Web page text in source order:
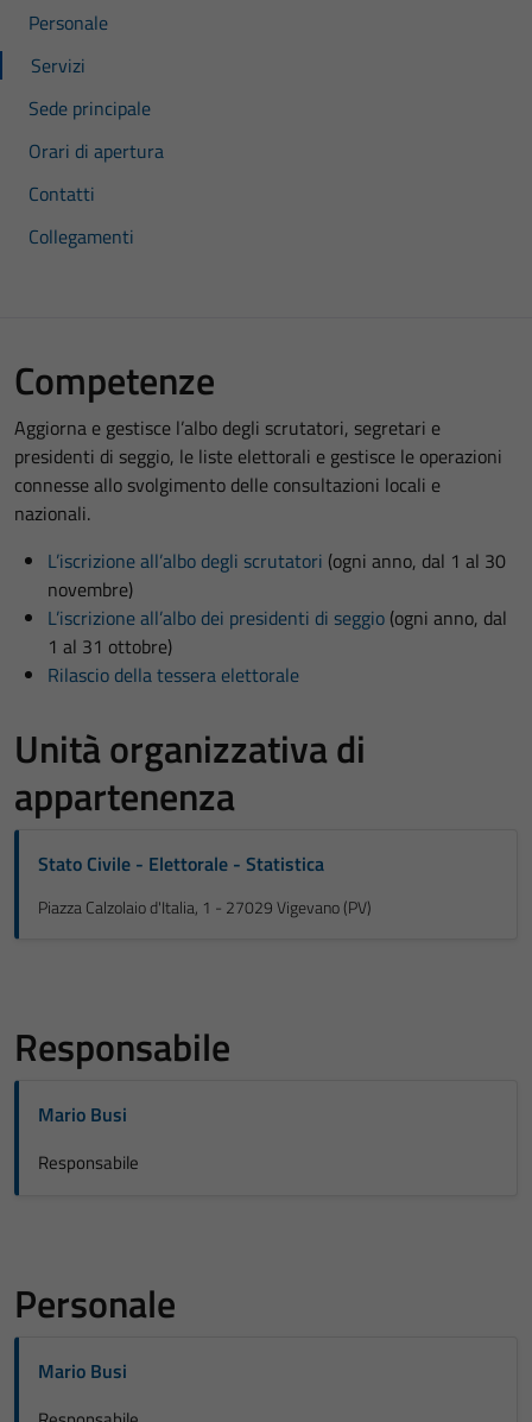
Personale
Servizi
Sede principale
Orari di apertura
Contatti
Collegamenti
Competenze
Aggiorna e gestisce l’albo degli scrutatori, segretari e
presidenti di seggio, le liste elettorali e gestisce le operazioni
connesse allo svolgimento delle consultazioni locali e
nazionali.
L’iscrizione all’albo degli scrutatori (ogni anno, dal 1 al 30
novembre)
L’iscrizione all’albo dei presidenti di seggio (ogni anno, dal
1 al 31 ottobre)
Rilascio della tessera elettorale
Unità organizzativa di
appartenenza
Stato Civile - Elettorale - Statistica
Piazza Calzolaio d'Italia, 1 - 27029 Vigevano (PV)
Responsabile
Mario Busi
Responsabile
Personale
Mario Busi